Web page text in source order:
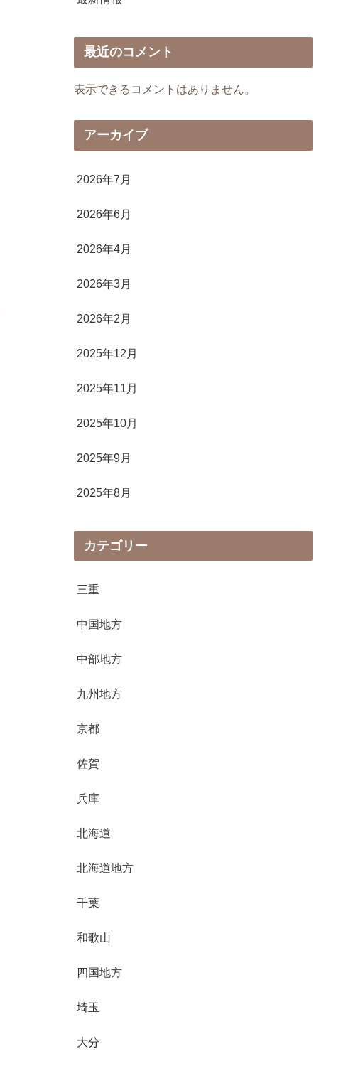
最近のコメント
表示できるコメントはありません。
アーカイブ
2026年7月
2026年6月
2026年4月
2026年3月
2026年2月
2025年12月
2025年11月
2025年10月
2025年9月
2025年8月
カテゴリー
三重
中国地方
中部地方
九州地方
京都
佐賀
兵庫
北海道
北海道地方
千葉
和歌山
四国地方
埼玉
大分